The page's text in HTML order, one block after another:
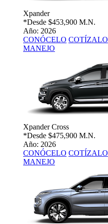
Xpander
*Desde $453,900 M.N.
Año: 2026
CONÓCELO COTÍZALO
MANEJO
Xpander Cross
*Desde $475,900 M.N.
Año: 2026
CONÓCELO COTÍZALO
MANEJO